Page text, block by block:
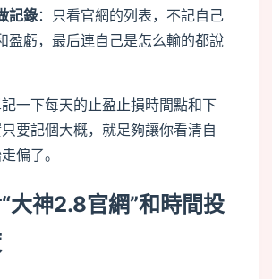
記錄：只看官網的列表，不記自己
盈虧，最后連自己是怎么輸的都說
一下每天的止盈止損時間點和下
要記個大概，就足夠讓你看清自
偏了。
大神2.8官網”和時間投